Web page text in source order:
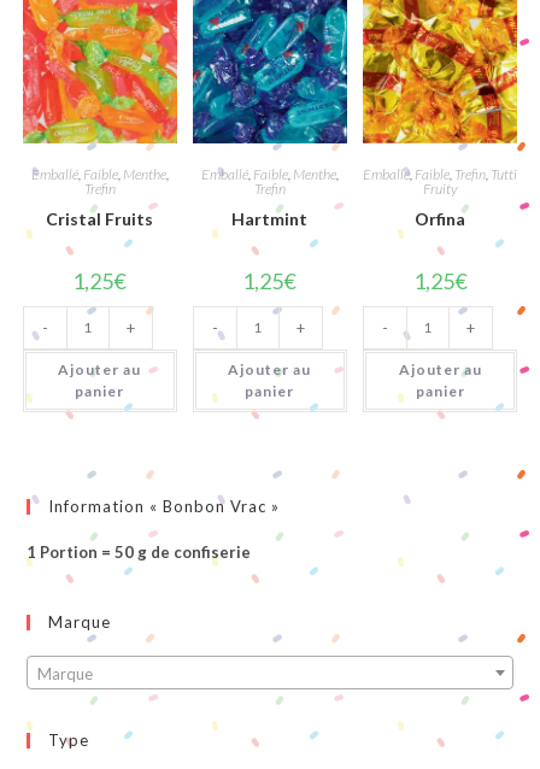
Emballé, Faible, Menthe,
Trefin
Cristal Fruits
1,25€
quantité
de
Cristal
Fruits
- +
Ajouter au
panier
Emballé, Faible, Menthe,
Trefin
Hartmint
1,25€
quantité
de
Hartmint
- +
Ajouter au
panier
Emballé, Faible Trefin Tutti
Fruity
Orfina
1,25€
quantité
de
Orfina
- +
Ajouter au
panier
Information « Bonbon Vrac »
1 Portion = 50 g de confiserie
Marque
Marque
Type